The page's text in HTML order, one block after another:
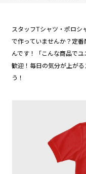
スタッフTシャツ・ポロシ
で作っていませんか？定
んです！「こんな商品で
歓迎！毎日の気分が上が
う！